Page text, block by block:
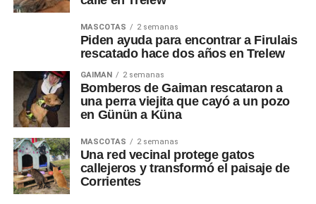
MASCOTAS 2 semanas
Piden ayuda para encontrar a Firulais
rescatado hace dos años en Trelew
GAIMAN 2 semanas
Bomberos de Gaiman rescataron a
una perra viejita que cayó a un pozo
en Günün a Küna
MASCOTAS 2 semanas
Una red vecinal protege gatos
callejeros y transformó el paisaje de
Corrientes